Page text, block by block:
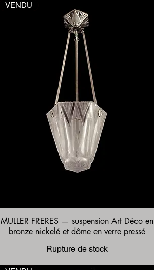
Aperçu rapide
VENDU
MULLER FRERES — suspension Art Déco en
bronze nickelé et dôme en verre pressé
Rupture de stock